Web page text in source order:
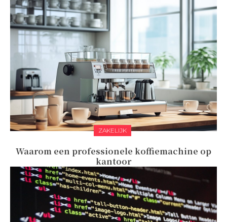
ZAKELIJK
Waarom een professionele koffiemachine op
kantoor